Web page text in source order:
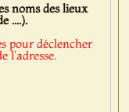
noms des lieux
....).
pour déclencher
l'adresse.